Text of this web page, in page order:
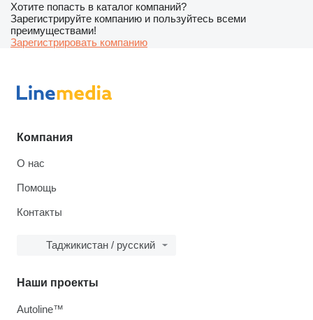
Хотите попасть в каталог компаний?
Зарегистрируйте компанию и пользуйтесь всеми
преимуществами!
Зарегистрировать компанию
Компания
О нас
Помощь
Контакты
Таджикистан / русский
Наши проекты
Autoline™